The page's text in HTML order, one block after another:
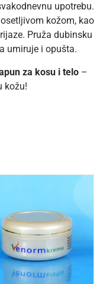
upotrebu.
kožom, kao
Pruža dubinsku
umiruje i opušta.
za kosu i telo –
kožu!